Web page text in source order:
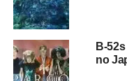
— Matt
B-
no